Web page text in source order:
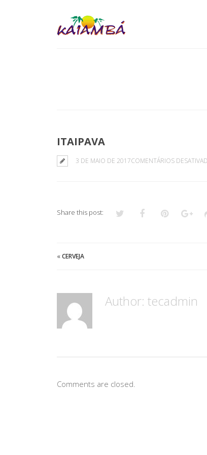
ITAIPAVA
3 DE MAIO DE 2017COMENTÁRIOS
Share this post:
«CERVEJA
Author: tecadmin
Comments are closed.